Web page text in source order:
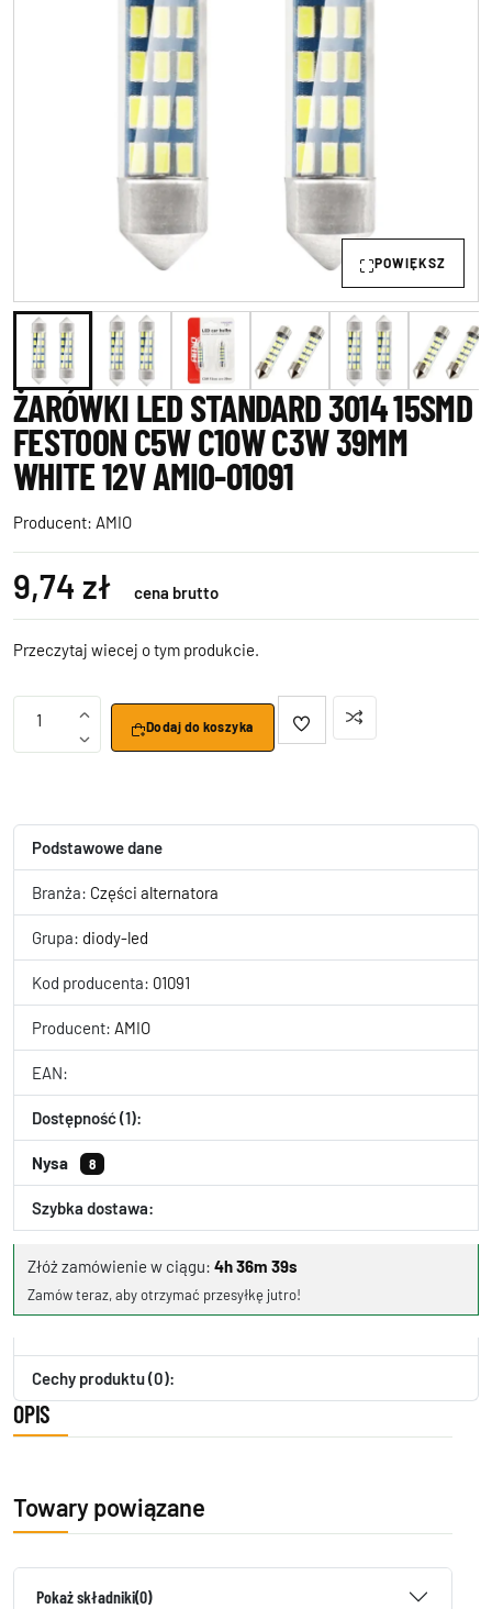
POWIĘKSZ
ŻARÓWKI LED STANDARD 3014 15SMD
FESTOON C5W C10W C3W 39MM
WHITE 12V AMIO-01091
Producent: AMIO
9,74 zł cena brutto
Przeczytaj wiecej o tym produkcie.
1 Dodaj do koszyka
Podstawowe dane
Branża: Części alternatora
Grupa: diody-led
Kod producenta: 01091
Producent: AMIO
EAN:
Dostępność (1):
Nysa 8
Szybka dostawa:
Złóż zamówienie w ciągu: 4h 36m 39s
Zamów teraz, aby otrzymać przesyłkę jutro!
Cechy produktu (0):
OPIS
Towary powiązane
Pokaż składniki(0)